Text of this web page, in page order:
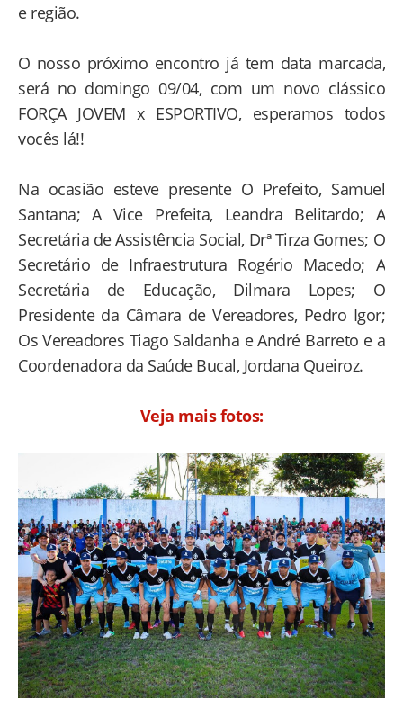
e região.
O nosso próximo encontro já tem data marcada,
será no domingo 09/04, com um novo clássico
FORÇA JOVEM x ESPORTIVO, esperamos todos
vocês lá!!
Na ocasião esteve presente O Prefeito, Samuel
Santana; A Vice Prefeita, Leandra Belitardo; A
Secretária de Assistência Social, Drª Tirza Gomes; O
Secretário de Infraestrutura Rogério Macedo; A
Secretária de Educação, Dilmara Lopes; O
Presidente da Câmara de Vereadores, Pedro Igor;
Os Vereadores Tiago Saldanha e André Barreto e a
Coordenadora da Saúde Bucal, Jordana Queiroz.
Veja mais fotos: